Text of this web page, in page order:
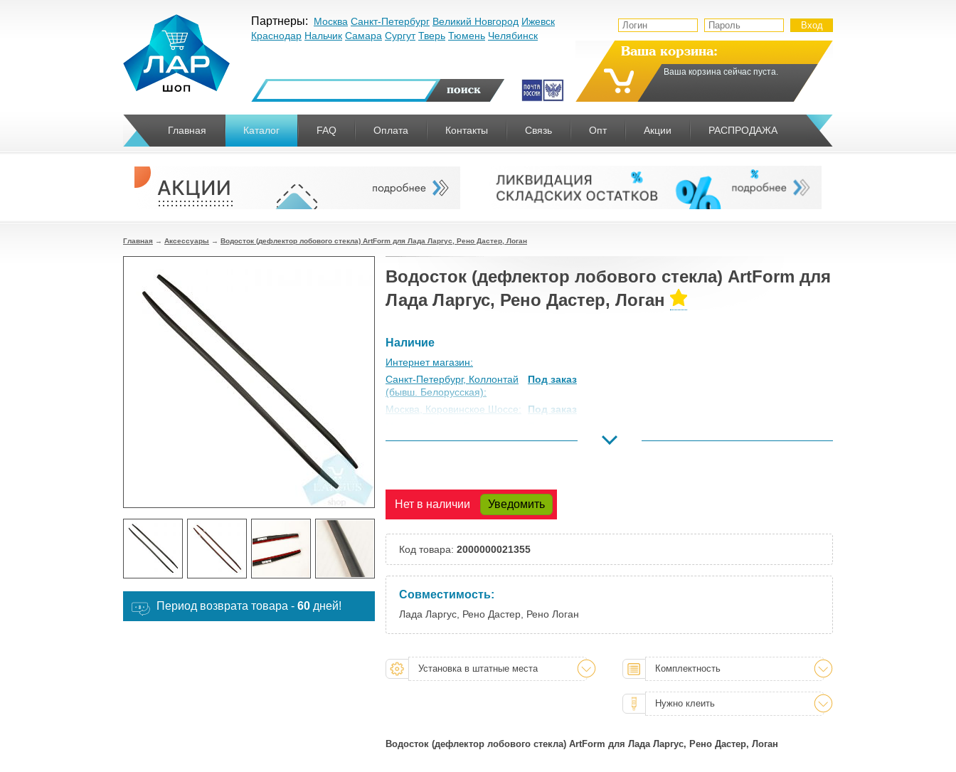
Партнеры: Москва Санкт-Петербург Великий Новгород Ижевск
Краснодар Нальчик Самара Сургут Тверь Тюмень Челябинск
Ваша корзина:
Ваша корзина сейчас пуста.
Главная Каталог FAQ Оплата Контакты Связь Опт Акции РАСПРОДАЖА
Главная → Аксессуары → Водосток (дефлектор лобового стекла) ArtForm для Лада Ларгус, Рено Дастер, Логан
Период возврата товара - 60 дней!
Водосток (дефлектор лобового стекла) ArtForm для
Лада Ларгус, Рено Дастер, Логан
Наличие
Интернет магазин:
Санкт-Петербург, Коллонтай
(бывш. Белорусская):
Под заказ
Москва, Коровинское Шоссе:
Под заказ
Великий Новгород:
Под заказ
Под заказ
Тверь:
Под заказ
Челябинск:
Под заказ
Нет в наличии Уведомить
Код товара: 2000000021355
Совместимость:
Лада Ларгус, Рено Дастер, Рено Логан
Установка в штатные места Комплектность
Нужно клеить
Водосток (дефлектор лобового стекла) ArtForm для Лада Ларгус, Рено Дастер, Логан